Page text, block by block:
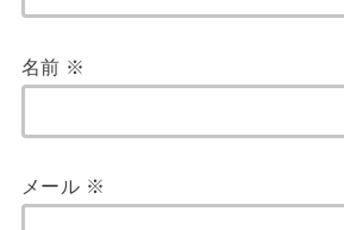
名前 ※
メール ※